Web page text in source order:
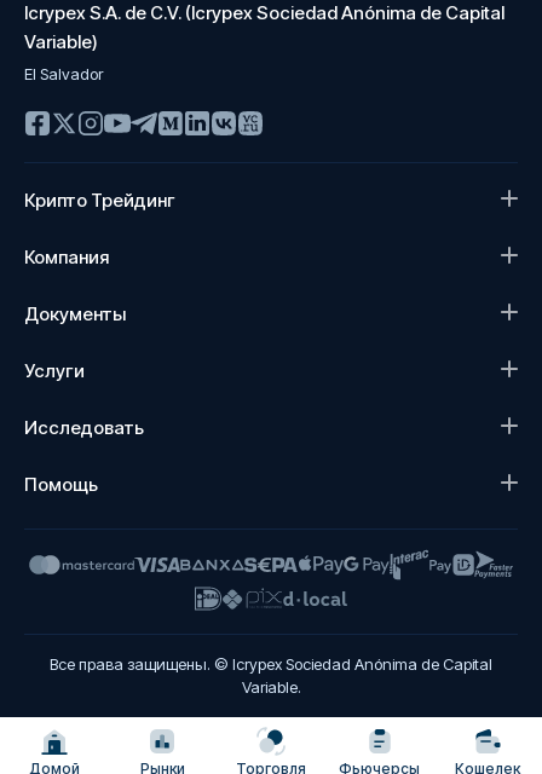
Домой Рынки Торговля Фьючерсы Кошелек
Icrypex S.A. de C.V. (Icrypex Sociedad Anónima de Capital
Variable)
El Salvador
Крипто Трейдинг
Компания
Документы
Услуги
Исследовать
Помощь
Все права защищены. © Icrypex Sociedad Anónima de Capital
Variable.